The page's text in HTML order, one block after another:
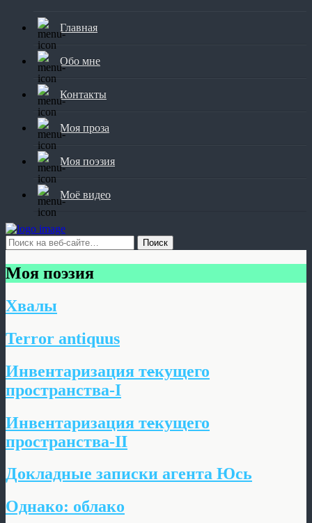
Главная
Обо мне
Контакты
Моя проза
Моя поэзия
Моё видео
Моя поэзия
Хвалы
Terror antiquus
Инвентаризация текущего
пространства-I
Инвентаризация текущего
пространства-II
Докладные записки агента Юсь
Однако: облако